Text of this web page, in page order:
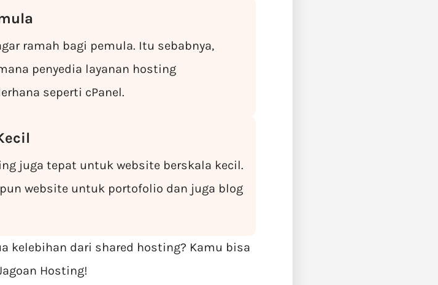
ramah bagi pemula. Itu sebabnya,
penyedia layanan hosting
seperti cPanel.
juga tepat untuk website berskala kecil.
website untuk portofolio dan juga blog
kelebihan dari shared hosting? Kamu bisa
Hosting!